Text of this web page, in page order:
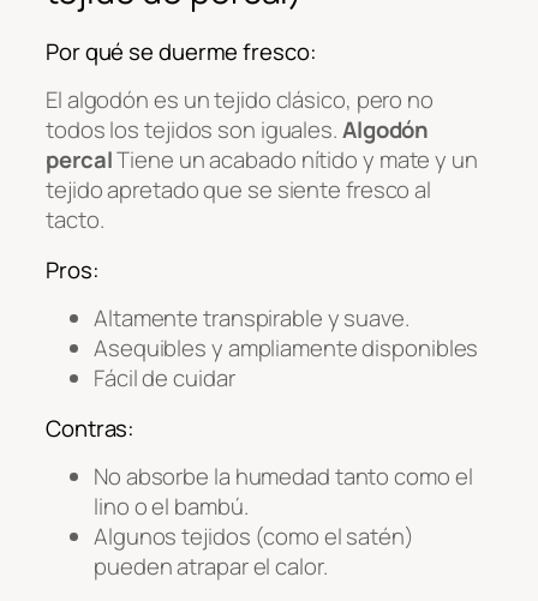
Por qué se duerme fresco:
El algodón es un tejido clásico, pero no
todos los tejidos son iguales.Algodón
percalTiene un acabado nítido y mate y un
tejido apretado que se siente fresco al
tacto.
Pros:
Altamente transpirable y suave.
Asequibles y ampliamente disponibles
Fácil de cuidar
Contras:
No absorbe la humedad tanto como el
lino o el bambú.
Algunos tejidos (como el satén)
pueden atrapar el calor.